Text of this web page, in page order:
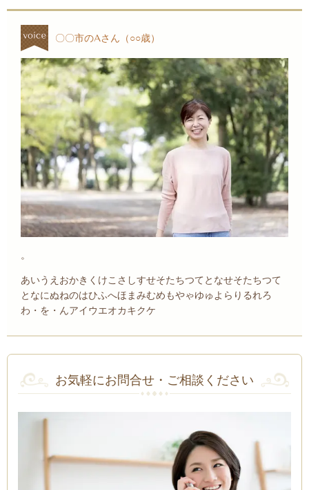
〇〇市のAさん（○○歳）
。
あいうえおかきくけこさしすせそたちつてとなせそたちつて
となにぬねのはひふへほまみむめもやゃゆゅよらりるれろ
わ・を・んアイウエオカキクケ
お気軽にお問合せ・ご相談ください